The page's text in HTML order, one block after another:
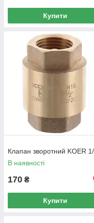
Купити
Клапан зворотний KOER
В наявності
170 ₴
Купити